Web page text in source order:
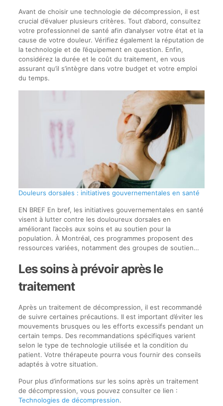
Avant de choisir une technologie de décompression, il est
crucial d’évaluer plusieurs critères. Tout d’abord, consultez
votre professionnel de santé afin d’analyser votre état et la
cause de votre douleur. Vérifiez également la réputation de
la technologie et de l’équipement en question. Enfin,
considérez la durée et le coût du traitement, en vous
assurant qu’il s’intègre dans votre budget et votre emploi
du temps.
Douleurs dorsales : initiatives gouvernementales en santé
EN BREF En bref, les initiatives gouvernementales en santé
visent à lutter contre les douloureux dorsales en
améliorant l’accès aux soins et au soutien pour la
population. À Montréal, ces programmes proposent des
ressources variées, notamment des groupes de soutien…
Les soins à prévoir après le
traitement
Après un traitement de décompression, il est recommandé
de suivre certaines précautions. Il est important d’éviter les
mouvements brusques ou les efforts excessifs pendant un
certain temps. Des recommandations spécifiques varient
selon le type de technologie utilisée et la condition du
patient. Votre thérapeute pourra vous fournir des conseils
adaptés à votre situation.
Pour plus d’informations sur les soins après un traitement
de décompression, vous pouvez consulter ce lien :
Technologies de décompression.